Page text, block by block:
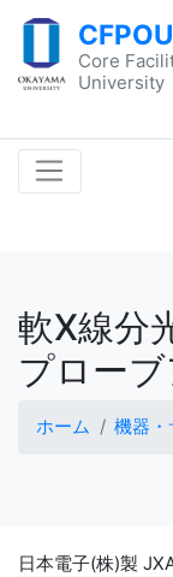
CFPOU
Core
University
軟X線分
プロー
ホーム 機器・
日本電子(株)製